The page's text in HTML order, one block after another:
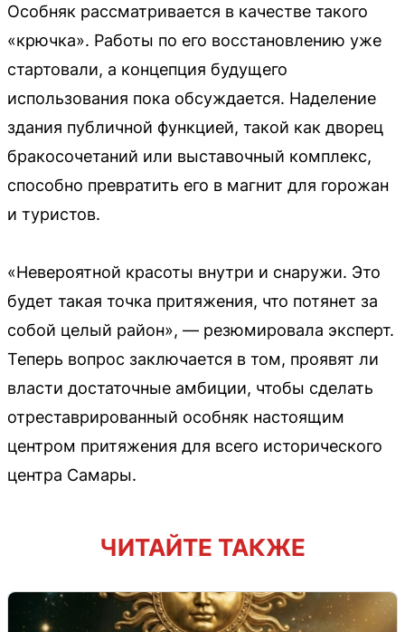
Особняк рассматривается в качестве такого
«крючка». Работы по его восстановлению уже
стартовали, а концепция будущего
использования пока обсуждается. Наделение
здания публичной функцией, такой как дворец
бракосочетаний или выставочный комплекс,
способно превратить его в магнит для горожан
и туристов.
«Невероятной красоты внутри и снаружи. Это
будет такая точка притяжения, что потянет за
собой целый район», — резюмировала эксперт.
Теперь вопрос заключается в том, проявят ли
власти достаточные амбиции, чтобы сделать
отреставрированный особняк настоящим
центром притяжения для всего исторического
центра Самары.
ЧИТАЙТЕ ТАКЖЕ